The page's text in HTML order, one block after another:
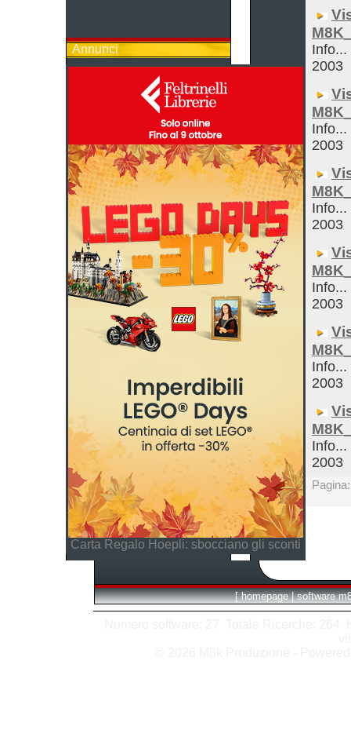
Annunci
Carta Regalo Hoepli: sbocciano gli sconti
Info...
2003
Info...
2003
Info...
2003
Info...
2003
Info...
2003
Info...
2003
[ homepage | software